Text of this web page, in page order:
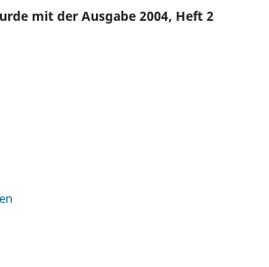
mit der Ausgabe 2004, Heft 2